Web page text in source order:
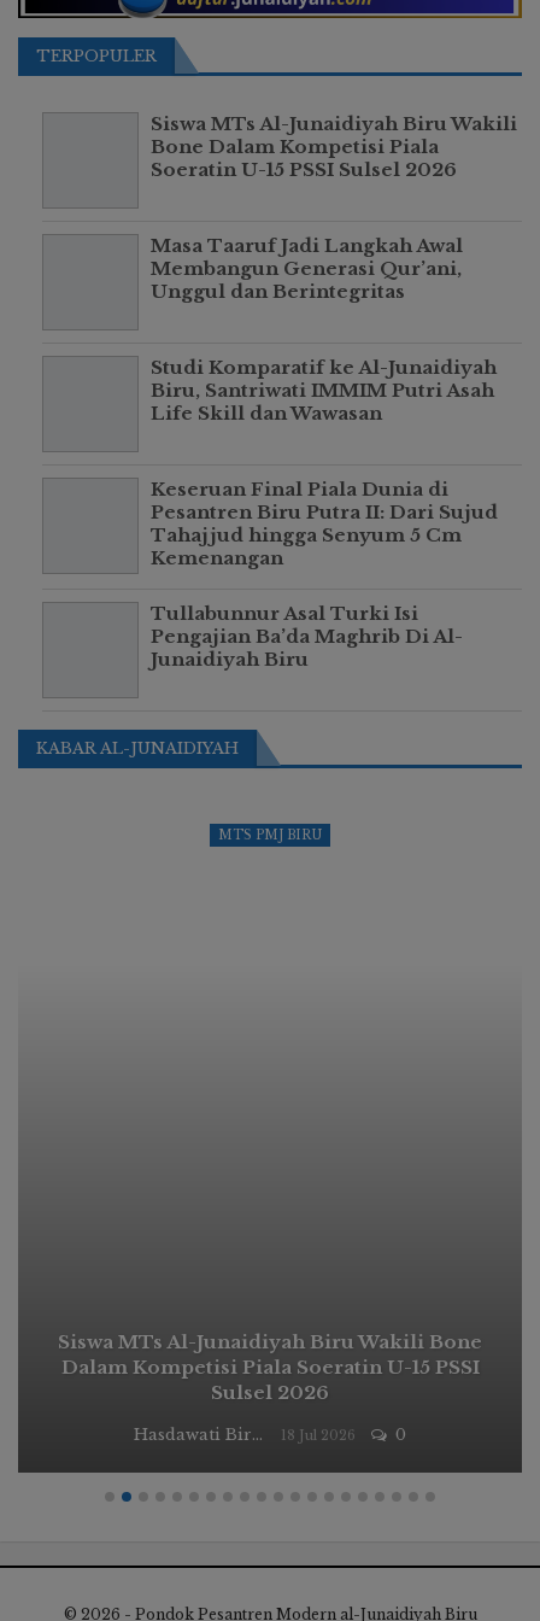
TERPOPULER
Siswa MTs Al-Junaidiyah Biru Wakili
Bone Dalam Kompetisi Piala
Soeratin U-15 PSSI Sulsel 2026
Masa Taaruf Jadi Langkah Awal
Membangun Generasi Qur’ani,
Unggul dan Berintegritas
Studi Komparatif ke Al-Junaidiyah
Biru, Santriwati IMMIM Putri Asah
Life Skill dan Wawasan
Keseruan Final Piala Dunia di
Pesantren Biru Putra II: Dari Sujud
Tahajjud hingga Senyum 5 Cm
Kemenangan
Tullabunnur Asal Turki Isi
Pengajian Ba’da Maghrib Di Al-
Junaidiyah Biru
KABAR AL-JUNAIDIYAH
MTS PMJ BIRU
Siswa MTs Al-Junaidiyah Biru Wakili Bone
Dalam Kompetisi Piala Soeratin U-15 PSSI
Sulsel 2026
Hasdawati Biru 18 Jul 2026 0
© 2026 - Pondok Pesantren Modern al-Junaidiyah Biru